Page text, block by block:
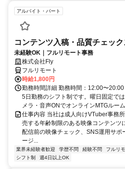
アルバイト・パート
コンテンツ入稿・品質チェッ
未経験OK｜フルリモート事務
株式会社Fly
フルリモート
時給1,800円
勤務時間詳細 勤務時間：12:00〜
5日勤務のシフト制です。曜日固定で
メラ・音声ONでオンラインMTGルー
仕事内容 当社は成人向けVTuber事務
売する年齢制限のある映像コンテンツ
配信前の映像チェック、SNS運用サポ
ージ...
業界未経験者歓迎 学歴不問 経験不問 フルリ
シフト制
週4日以上OK